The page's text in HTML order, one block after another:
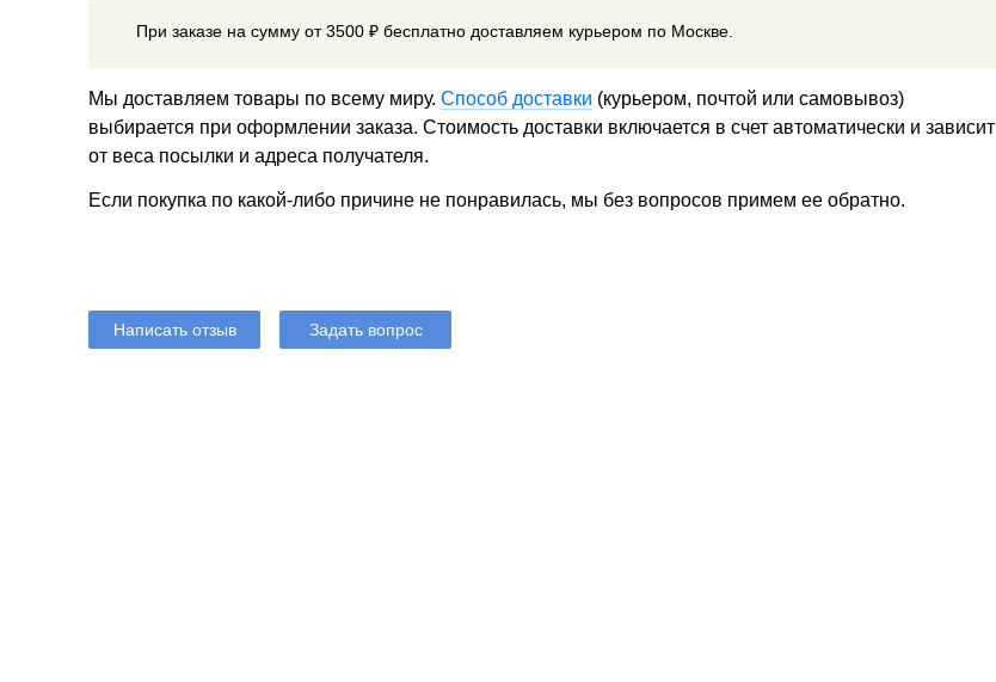
При заказе на сумму от 3500 ₽ бесплатно доставляем курьером по Москве.
Мы доставляем товары по всему миру. Способ доставки (курьером, почтой или самовывоз)
выбирается при оформлении заказа. Стоимость доставки включается в счет автоматически и зависит
от веса посылки и адреса получателя.
Если покупка по какой-либо причине не понравилась, мы без вопросов примем ее обратно.
Написать отзыв Задать вопрос